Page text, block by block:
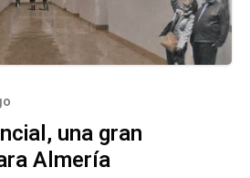
una gran
Almería